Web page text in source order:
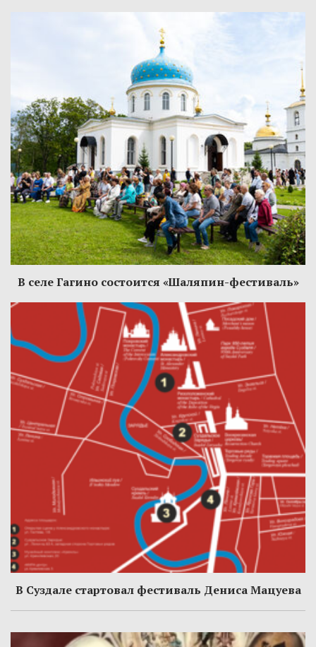
В селе Гагино состоится «Шаляпин-фестиваль»
В Суздале стартовал фестиваль Дениса Мацуева